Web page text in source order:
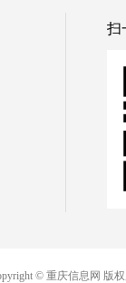
扫
© 重庆信息网 版